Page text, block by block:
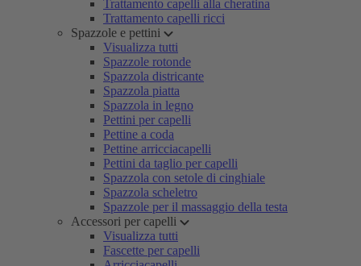
Trattamento capelli alla cheratina
Trattamento capelli ricci
Spazzole e pettini
Visualizza tutti
Spazzole rotonde
Spazzola districante
Spazzola piatta
Spazzola in legno
Pettini per capelli
Pettine a coda
Pettine arricciacapelli
Pettini da taglio per capelli
Spazzola con setole di cinghiale
Spazzola scheletro
Spazzole per il massaggio della testa
Accessori per capelli
Visualizza tutti
Fascette per capelli